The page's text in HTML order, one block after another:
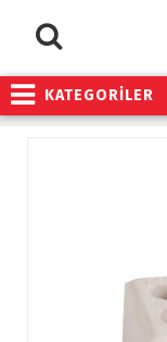
KATEGORİLER